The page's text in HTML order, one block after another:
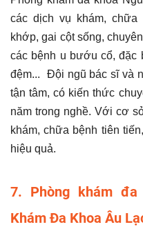
các dịch vụ khám,
khớp, gai cột sống,
các bệnh u bướu cổ, đặc
đệm... Đội ngũ bác sĩ và
tận tâm, có kiến thức
năm trong nghề. Với cơ
khám, chữa bệnh tiên
hiệu quả.
7. Phòng khám
Khám Đa Khoa Âu